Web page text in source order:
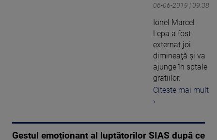
06-06-2019 | 09:38
Ionel Marcel
Lepa a fost
externat joi
dimineaţă şi va
ajunge în sptale
gratiilor.
Citeste mai mult
›
Gestul emoționant al luptătorilor SIAS după ce